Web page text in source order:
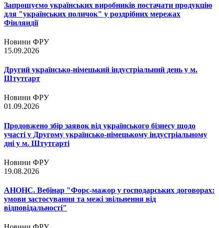
Запрошуємо українських виробників постачати продукцію
для "українських поличок" у роздрібних мережах
Фінляндії
Новини ФРУ
15.09.2026
Другий українсько-німецький індустріальний день у м.
Штутгарт
Новини ФРУ
01.09.2026
Продовжено збір заявок від українського бізнесу щодо
участі у Другому українсько-німецькому індустріальному
дні у м. Штутгарті
Новини ФРУ
19.08.2026
АНОНС. Вебінар "Форс-мажор у господарських договорах:
умови застосування та межі звільнення від
відповідальності"